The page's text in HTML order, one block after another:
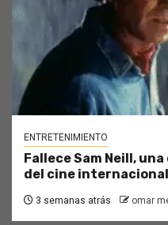
ENTRETENIMIENTO
Fallece Sam Neill,
del cine internacional
3 semanas atrás omar